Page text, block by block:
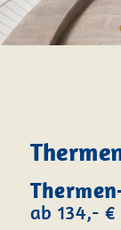
ab 134,- €